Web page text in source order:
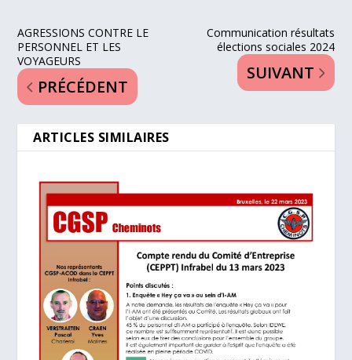
AGRESSIONS CONTRE LE
PERSONNEL ET LES
VOYAGEURS
PRÉCÉDENT
Communication résultats
élections sociales 2024
SUIVANT
ARTICLES SIMILAIRES